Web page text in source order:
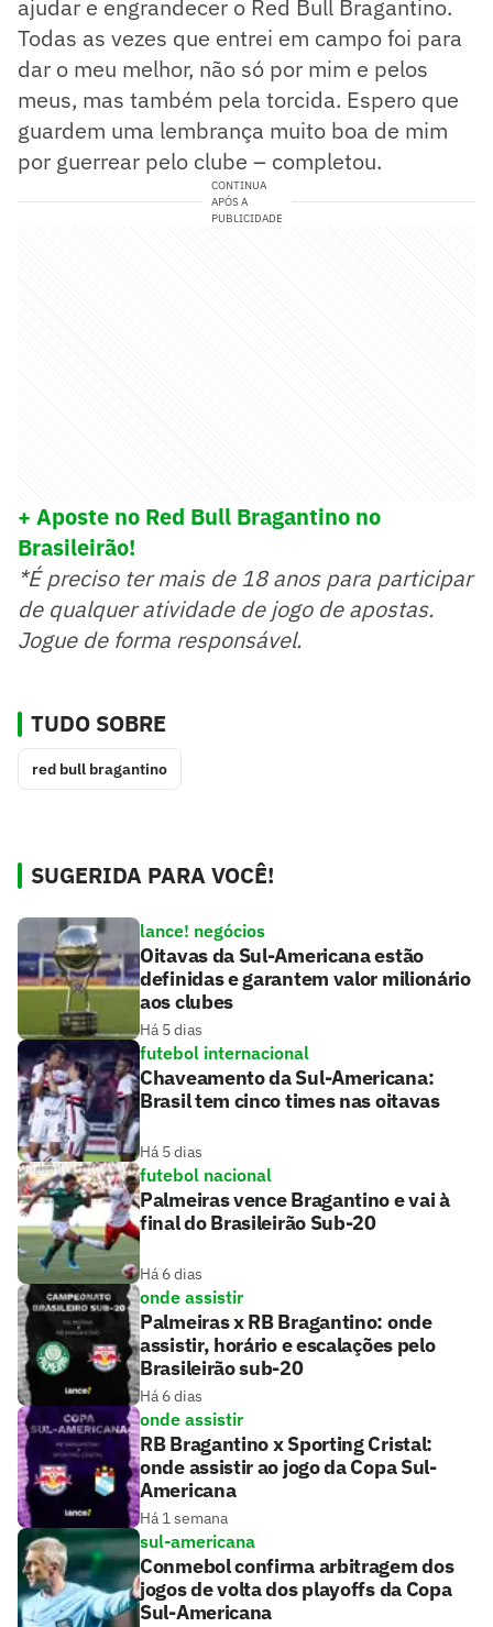
ajudar e engrandecer o Red Bull Bragantino.
Todas as vezes que entrei em campo foi para
dar o meu melhor, não só por mim e pelos
meus, mas também pela torcida. Espero que
guardem uma lembrança muito boa de mim
por guerrear pelo clube – completou.
CONTINUA
APÓS A
PUBLICIDADE
+ Aposte no Red Bull Bragantino no
Brasileirão!
*É preciso ter mais de 18 anos para participar
de qualquer atividade de jogo de apostas.
Jogue de forma responsável.
TUDO SOBRE
red bull bragantino
SUGERIDA PARA VOCÊ!
lance! negócios
Oitavas da Sul-Americana estão
definidas e garantem valor milionário
aos clubes
Há 5 dias
futebol internacional
Chaveamento da Sul-Americana:
Brasil tem cinco times nas oitavas
Há 5 dias
futebol nacional
Palmeiras vence Bragantino e vai à
final do Brasileirão Sub-20
Há 6 dias
onde assistir
Palmeiras x RB Bragantino: onde
assistir, horário e escalações pelo
Brasileirão sub-20
Há 6 dias
onde assistir
RB Bragantino x Sporting Cristal:
onde assistir ao jogo da Copa Sul-
Americana
Há 1 semana
sul-americana
Conmebol confirma arbitragem dos
jogos de volta dos playoffs da Copa
Sul-Americana